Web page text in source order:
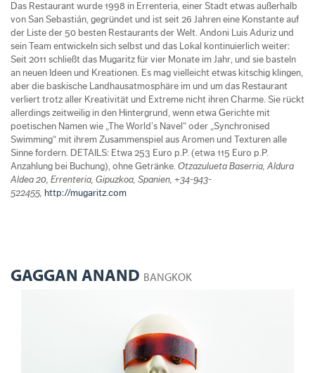
Das Restaurant wurde 1998 in Errenteria, einer Stadt etwas außerhalb
von San Sebastián, gegründet und ist seit 26 Jahren eine Konstante auf
der Liste der 50 besten Restaurants der Welt. Andoni Luis Aduriz und
sein Team entwickeln sich selbst und das Lokal kontinuierlich weiter:
Seit 2011 schließt das Mugaritz für vier Monate im Jahr, und sie basteln
an neuen Ideen und Kreationen. Es mag vielleicht etwas kitschig klingen,
aber die baskische Landhausatmosphäre im und um das Restaurant
verliert trotz aller Kreativität und Extreme nicht ihren Charme. Sie rückt
allerdings zeitweilig in den Hintergrund, wenn etwa Gerichte mit
poetischen Namen wie „The World’s Navel“ oder „Synchronised
Swimming“ mit ihrem Zusammenspiel aus Aromen und Texturen alle
Sinne fordern. DETAILS: Etwa 253 Euro p.P. (etwa 115 Euro p.P.
Anzahlung bei Buchung), ohne Getränke. Otzazulueta Baserria, Aldura
Aldea 20, Errenteria, Gipuzkoa, Spanien, +34-943-
522455, http://mugaritz.com
GAGGAN ANAND BANGKOK